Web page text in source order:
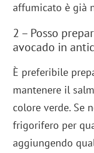
affumicato è già
2 – Posso
avocado in
È preferibile
mantenere il
colore verde. Se
frigorifero per
aggiungendo